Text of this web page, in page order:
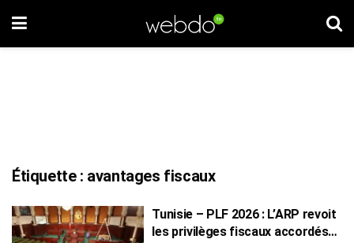
Étiquette : avantages fiscaux
Tunisie – PLF 2026 : L’ARP revoit
les privilèges fiscaux accordés